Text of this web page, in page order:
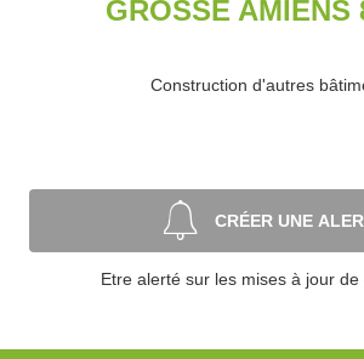
GROSSE AMIENS
Construction d'autres
CRÉER UNE
Etre alerté sur les mises à jour